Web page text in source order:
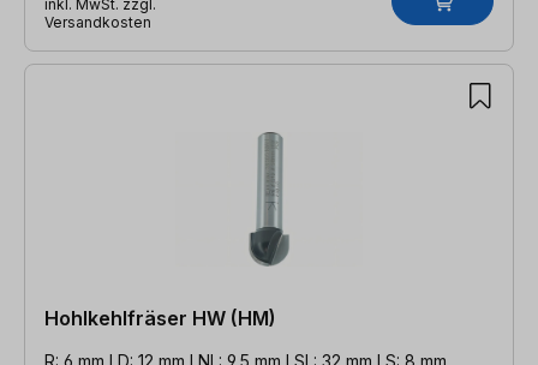
inkl. MwSt. zzgl.
Versandkosten
Hohlkehlfräser HW (HM)
R: 6 mm l D: 12 mm l NL: 9,5 mm l SL: 32 mm l S: 8 mm